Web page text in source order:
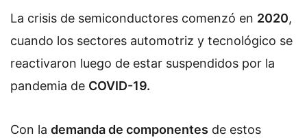
La crisis de semiconductores comenzó en 2020,
cuando los sectores automotriz y tecnológico se
reactivaron luego de estar suspendidos por la
pandemia de COVID-19.
Con la demanda de componentes de estos